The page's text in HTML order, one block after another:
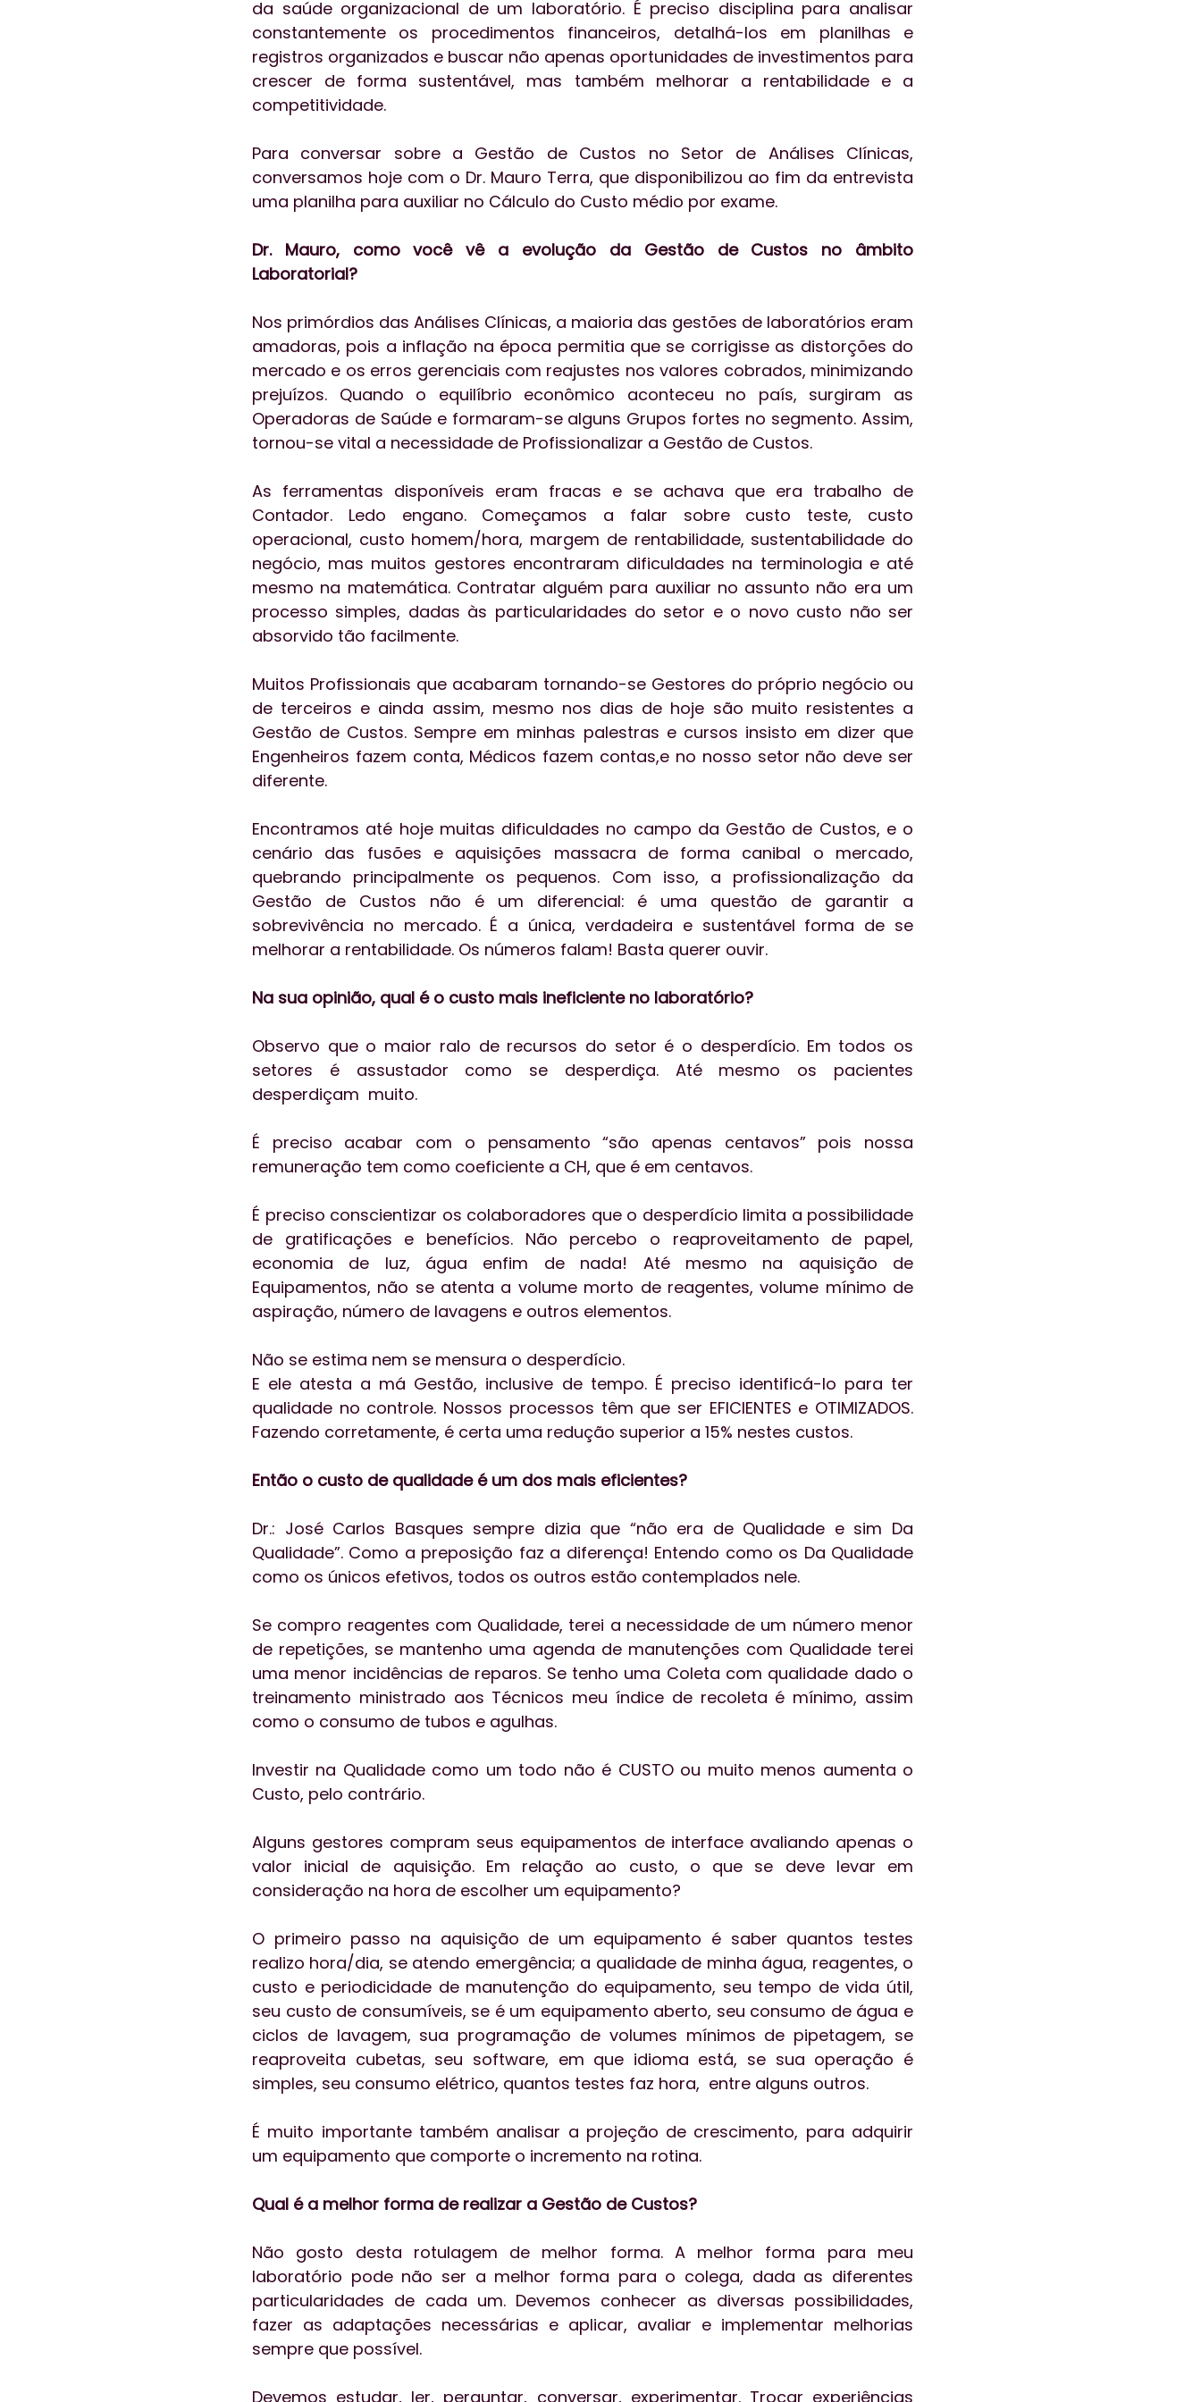
da saúde organizacional de um laboratório. É preciso disciplina para analisar
constantemente os procedimentos financeiros, detalhá-los em planilhas e
registros organizados e buscar não apenas oportunidades de investimentos para
crescer de forma sustentável, mas também melhorar a rentabilidade e a
competitividade.
Para conversar sobre a Gestão de Custos no Setor de Análises Clínicas,
conversamos hoje com o Dr. Mauro Terra, que disponibilizou ao fim da entrevista
uma planilha para auxiliar no Cálculo do Custo médio por exame.
Dr. Mauro, como você vê a evolução da Gestão de Custos no âmbito
Laboratorial?
Nos primórdios das Análises Clínicas, a maioria das gestões de laboratórios eram
amadoras, pois a inflação na época permitia que se corrigisse as distorções do
mercado e os erros gerenciais com reajustes nos valores cobrados, minimizando
prejuízos. Quando o equilíbrio econômico aconteceu no país, surgiram as
Operadoras de Saúde e formaram-se alguns Grupos fortes no segmento. Assim,
tornou-se vital a necessidade de Profissionalizar a Gestão de Custos.
As ferramentas disponíveis eram fracas e se achava que era trabalho de
Contador. Ledo engano. Começamos a falar sobre custo teste, custo
operacional, custo homem/hora, margem de rentabilidade, sustentabilidade do
negócio, mas muitos gestores encontraram dificuldades na terminologia e até
mesmo na matemática. Contratar alguém para auxiliar no assunto não era um
processo simples, dadas às particularidades do setor e o novo custo não ser
absorvido tão facilmente.
Muitos Profissionais que acabaram tornando-se Gestores do próprio negócio ou
de terceiros e ainda assim, mesmo nos dias de hoje são muito resistentes a
Gestão de Custos. Sempre em minhas palestras e cursos insisto em dizer que
Engenheiros fazem conta, Médicos fazem contas,e no nosso setor não deve ser
diferente.
Encontramos até hoje muitas dificuldades no campo da Gestão de Custos, e o
cenário das fusões e aquisições massacra de forma canibal o mercado,
quebrando principalmente os pequenos. Com isso, a profissionalização da
Gestão de Custos não é um diferencial: é uma questão de garantir a
sobrevivência no mercado. É a única, verdadeira e sustentável forma de se
melhorar a rentabilidade. Os números falam! Basta querer ouvir.
Na sua opinião, qual é o custo mais ineficiente no laboratório?
Observo que o maior ralo de recursos do setor é o desperdício. Em todos os
setores é assustador como se desperdiça. Até mesmo os pacientes
desperdiçam  muito.
É preciso acabar com o pensamento “são apenas centavos” pois nossa
remuneração tem como coeficiente a CH, que é em centavos.
É preciso conscientizar os colaboradores que o desperdício limita a possibilidade
de gratificações e benefícios. Não percebo o reaproveitamento de papel,
economia de luz, água enfim de nada! Até mesmo na aquisição de
Equipamentos, não se atenta a volume morto de reagentes, volume mínimo de
aspiração, número de lavagens e outros elementos.
Não se estima nem se mensura o desperdício.
E ele atesta a má Gestão, inclusive de tempo. É preciso identificá-lo para ter
qualidade no controle. Nossos processos têm que ser EFICIENTES e OTIMIZADOS.
Fazendo corretamente, é certa uma redução superior a 15% nestes custos.
Então o custo de qualidade é um dos mais eficientes?
Dr.: José Carlos Basques sempre dizia que “não era de Qualidade e sim Da
Qualidade”. Como a preposição faz a diferença! Entendo como os Da Qualidade
como os únicos efetivos, todos os outros estão contemplados nele.
Se compro reagentes com Qualidade, terei a necessidade de um número menor
de repetições, se mantenho uma agenda de manutenções com Qualidade terei
uma menor incidências de reparos. Se tenho uma Coleta com qualidade dado o
treinamento ministrado aos Técnicos meu índice de recoleta é mínimo, assim
como o consumo de tubos e agulhas.
Investir na Qualidade como um todo não é CUSTO ou muito menos aumenta o
Custo, pelo contrário.
Alguns gestores compram seus equipamentos de interface avaliando apenas o
valor inicial de aquisição. Em relação ao custo, o que se deve levar em
consideração na hora de escolher um equipamento?
O primeiro passo na aquisição de um equipamento é saber quantos testes
realizo hora/dia, se atendo emergência; a qualidade de minha água, reagentes, o
custo e periodicidade de manutenção do equipamento, seu tempo de vida útil,
seu custo de consumíveis, se é um equipamento aberto, seu consumo de água e
ciclos de lavagem, sua programação de volumes mínimos de pipetagem, se
reaproveita cubetas, seu software, em que idioma está, se sua operação é
simples, seu consumo elétrico, quantos testes faz hora,  entre alguns outros.
É muito importante também analisar a projeção de crescimento, para adquirir
um equipamento que comporte o incremento na rotina.
Qual é a melhor forma de realizar a Gestão de Custos?
Não gosto desta rotulagem de melhor forma. A melhor forma para meu
laboratório pode não ser a melhor forma para o colega, dada as diferentes
particularidades de cada um. Devemos conhecer as diversas possibilidades,
fazer as adaptações necessárias e aplicar, avaliar e implementar melhorias
sempre que possível.
Devemos estudar, ler, perguntar, conversar, experimentar. Trocar experiências